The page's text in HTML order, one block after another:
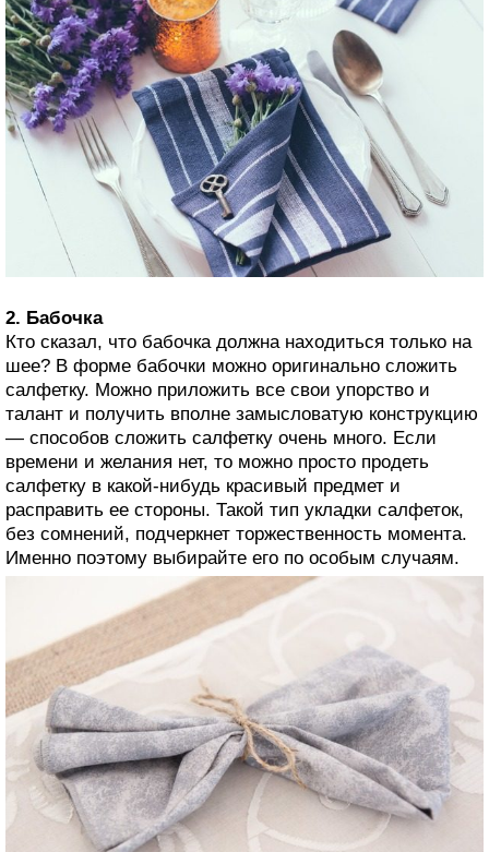
2. Бабочка
Кто сказал, что бабочка должна находиться только на
шее? В форме бабочки можно оригинально сложить
салфетку. Можно приложить все свои упорство и
талант и получить вполне замысловатую конструкцию
— способов сложить салфетку очень много. Если
времени и желания нет, то можно просто продеть
салфетку в какой-нибудь красивый предмет и
расправить ее стороны. Такой тип укладки салфеток,
без сомнений, подчеркнет торжественность момента.
Именно поэтому выбирайте его по особым случаям.